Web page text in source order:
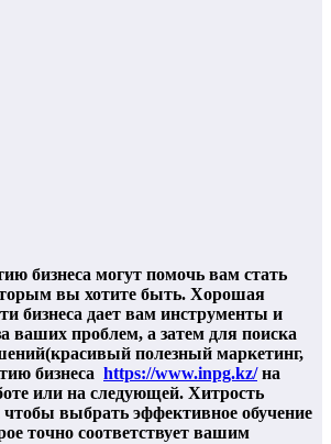
бизнеса могут помочь вам стать
вы хотите быть. Хорошая
бизнеса дает вам инструменты и
ваших проблем, а затем для поиска
полезный маркетинг,
бизнеса https://www.inpg.kz/на
или на следующей. Хитрость
чтобы выбрать эффективное обучение
точно соответствует вашим